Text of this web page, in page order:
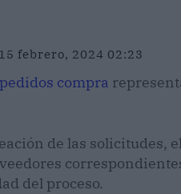
15 febrero, 2024 02:23
pedidos compra
de las solicitudes,
del proceso.